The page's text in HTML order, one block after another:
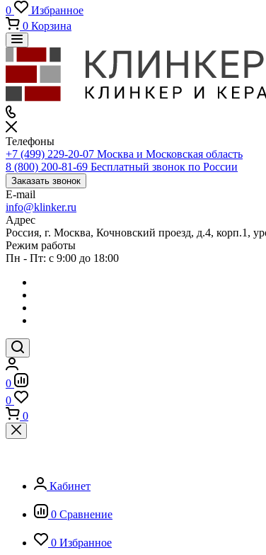
0
Избранное
0 Корзина
Телефоны
+7 (499) 229-20-07 Москва и Московская область
8 (800) 200-81-69 Бесплатный звонок по России
Заказать звонок
E-mail
info@klinker.ru
Адрес
Россия, г. Москва, Кочновский проезд, д.4,
Режим работы
Пн - Пт: с 9:00 до 18:00
0
0
0
Кабинет
0 Сравнение
0 Избранное